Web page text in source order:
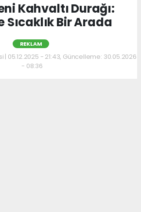
Kahvaltı Durağı:
Sıcaklık Bir Arada
REKLAM
05.12.2025 - 21:43, Güncelleme: 30.05.2026
- 08:36